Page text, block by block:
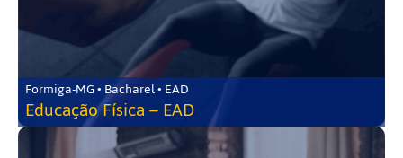
Formiga-MG • Bacharel • EAD
Educação Física – EAD